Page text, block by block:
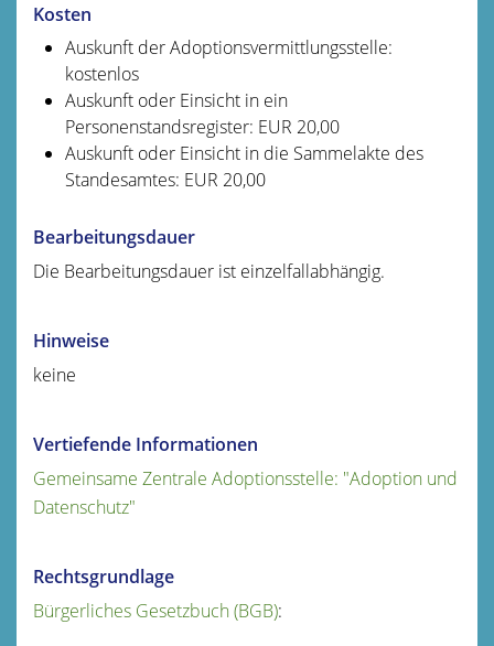
Kosten
Auskunft der Adoptionsvermittlungsstelle:
kostenlos
Auskunft oder Einsicht in ein
Personenstandsregister: EUR 20,00
Auskunft oder Einsicht in die Sammelakte des
Standesamtes: EUR 20,00
Bearbeitungsdauer
Die Bearbeitungsdauer ist einzelfallabhängig.
Hinweise
keine
Vertiefende Informationen
Gemeinsame Zentrale Adoptionsstelle: "Adoption und
Datenschutz"
Rechtsgrundlage
Bürgerliches Gesetzbuch (BGB):